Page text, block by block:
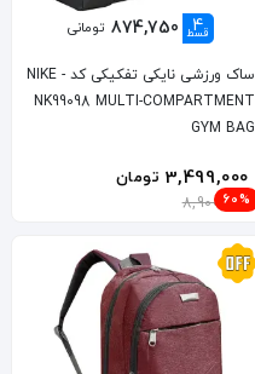
4
قسط 874,750 تومانی
ساک ورزشی نایکی تفکیکی کد NIKE -
NK99098 MULTI-COMPARTMENT
GYM BAG
3,499,000 تومان
8,900,000
60%